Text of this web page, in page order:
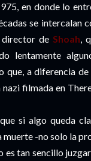
en donde lo
se intercalan
director de Shoah,
lentamente
que, a diferencia de
filmada en
si algo queda
-no solo la
es tan sencillo